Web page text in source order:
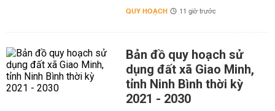
QUY HOẠCH 11 giờ trước
Bản đồ quy hoạch sử
dụng đất xã Giao Minh,
tỉnh Ninh Bình thời kỳ
2021 - 2030